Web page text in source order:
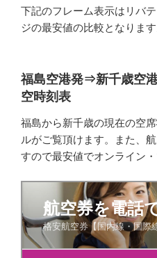
下記のフレーム表示はリバ
ジの最安値の比較となります
福島空港発⇒新千歳空
空時刻表
福島から新千歳の現在の空
ルがご覧頂けます。また、
すので最安値でオンライン